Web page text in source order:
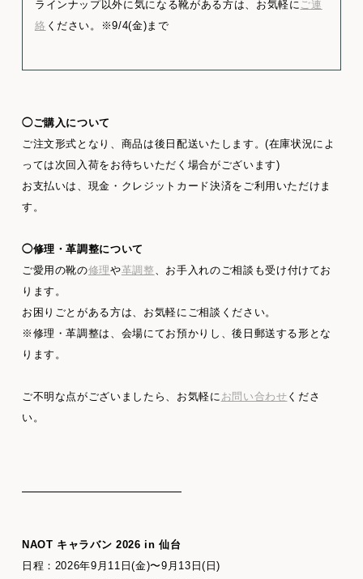
ラインナップ以外に気になる靴がある方は、お気軽に ご連
絡 ください。※9/4(金)まで
◯ご購入について
ご注文形式となり、商品は後日配送いたします。(在庫状況によ
っては次回入荷をお待ちいただく場合がございます)
お支払いは、現金・クレジットカード決済をご利用いただけま
す。
◯修理・革調整について
ご愛用の靴の修理や革調整
、お手入れのご相談も受け付けてお
ります。
お困りごとがある方は、お気軽にご相談ください。
※修理・革調整は、会場にてお預かりし、後日郵送する形とな
ります。
ご不明な点がございましたら、お気軽に お問い合わせ くださ
い。
NAOT キャラバン 2026 in 仙台
日程：2026年9月11日(金)〜9月13日(日)